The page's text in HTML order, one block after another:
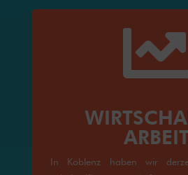
In Koblenz haben wir